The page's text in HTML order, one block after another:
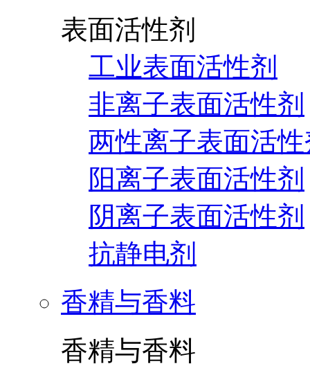
表面活性剂
工业表面活性剂
非离子表面活性剂
两性离子表面活
阳离子表面活性剂
阴离子表面活性剂
抗静电剂
香精与香料
香精与香料